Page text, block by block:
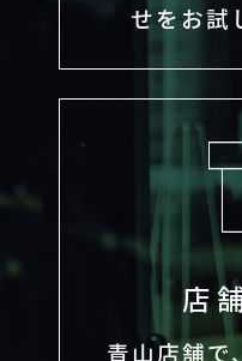
せをお試
店
青山店舗で